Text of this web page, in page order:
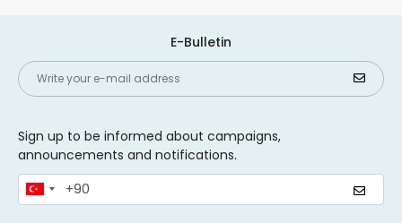
E-Bulletin
Sign up to be informed about campaigns,
announcements and notifications.